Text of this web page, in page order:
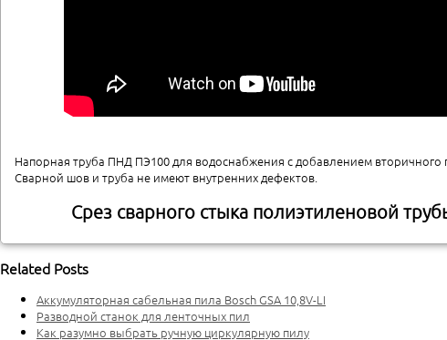
Напорная труба ПНД ПЭ100 для водоснабжения с добавлением
Сварной шов и труба не имеют внутренних дефектов.
Срез сварного стыка полиэтиленовой
Related Posts
Аккумуляторная сабельная пила Bosch GSA 10,8V-LI
Разводной станок для ленточных пил
Как разумно выбрать ручную циркулярную пилу